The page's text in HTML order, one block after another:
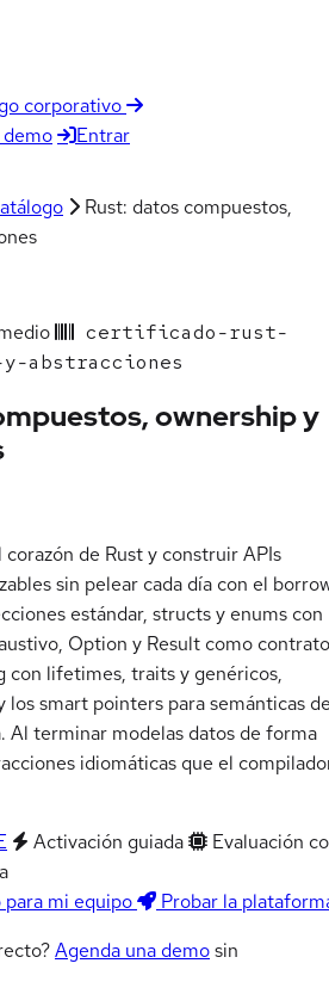
corporativo
Entrar
Rust: datos compuestos,
certificado-rust-
abstracciones
ownership y
de Rust y construir APIs
sin pelear cada día con el
estándar, structs y enums con
Option y Result como
con lifetimes, traits y genéricos,
los smart pointers para semánticas
Al terminar modelas datos de forma
idiomáticas que el
Activación guiada
Evaluación
mi equipo
Probar la
Agenda una demosin